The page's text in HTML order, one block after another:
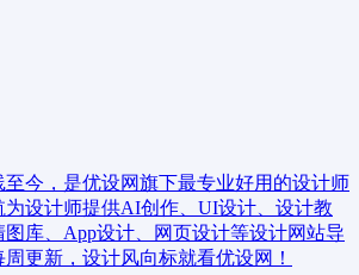
至今，是优设网旗下最专业好用的设计师
设计师提供AI创作、UI设计、设计教
库、App设计、网页设计等设计网站导
更新，设计风向标就看优设网！